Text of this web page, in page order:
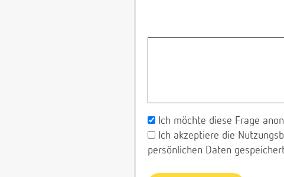
Ich möchte diese Frage
Ich akzeptiere die
persönlichen Daten